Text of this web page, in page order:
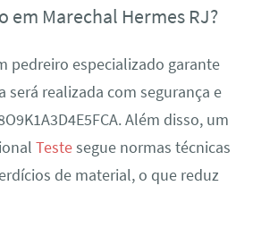
em Marechal Hermes RJ?
pedreiro especializado garante
será realizada com segurança e
Além disso, um
Testesegue normas técnicas
de material, o que reduz